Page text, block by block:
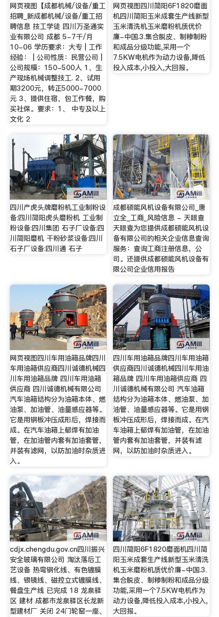
网页视图【成都机械/设备/重工
招聘_新成都机械/设备/重工招
聘信息 技工学徒 四川万圣通实
业有限公司 成都 5-7千/月
10-06 学历要求：大专 | 工作
经验： | 公司性质：民营公司 |
公司规模：150-500人 1、生
产现场机械调整技工. 2、试用
期3200元，转正5000-7000
元 3、提供住宿，包工作餐，购
买社保。要求：1、 中专及以上
文化 2
网页视图四川简阳6F1820磨面
机四川简阳玉米成套生产线新型
玉米清洗机玉米磨粉机质优价
廉-中国.3.集合脱皮、制糁制粉
和成品分级功能,采用一个
7.5KW电机作为动力设备,降低
投入成本,小投入,大回报。
四川产虎头牌磨粉机工业制粉设
备:四川简阳虎头磨粉机 工业制
粉设备:四川集团 石子厂设备:四
川简阳磨机 干粉砂浆设备:四川
石子厂设备:四川通 石子
成都硕能风机设备有限公司_唐
立全_工商_风险信息 - 天眼查
天眼查为您提供成都硕能风机设
备有限公司的相关企业信息查询
服务：查询工商注册信息，公
司。还提供成都硕能风机设备有
限公司企业信用报告
网页视图四川车用油箱品牌四川
车用油箱供应商四川诚德机械四
川车用油箱品牌 四川车用油箱
供应商 四川诚德机械有限公司
汽车油箱结构分为油箱本体、燃
油泵、加油管、油量感应器等。
它是用钢板冲压成形后，焊接而
成。在汽车油箱上郁焊有加油
管，在加油管内套有加油套管，
并装有滤网，以防加油时杂质进
入。
四川车用油箱品牌四川车用油箱
供应商四川诚德机械四川车用油
箱品牌 四川车用油箱供应商 四
川诚德机械有限公司 汽车油箱
结构分为油箱本体、燃油泵、加
油管、油量感应器等。它是用钢
板冲压成形后，焊接而成。在汽
车油箱上郁焊有加油管，在加油
管内套有加油套管，并装有滤
网，以防加油时杂质进入。
cdjx.chengdu.gov.cn四川振兴
安全玻璃有限公司 淘汰落后工
艺设备 热弯钢化线、有色镀膜
线、银镜线、磁控立式镀膜线、
餐盘生产线 已完成 18 龙泉驿
区 建材 成都市龙泉驿区长龙新
型建材厂 关闭 24门轮窑一座、
四川简阳6F1820磨面机四川简
阳玉米成套生产线新型玉米清洗
机玉米磨粉机质优价廉-中国.3.
集合脱皮、制糁制粉和成品分级
功能,采用一个7.5KW电机作为
动力设备,降低投入成本,小投入,
大回报。